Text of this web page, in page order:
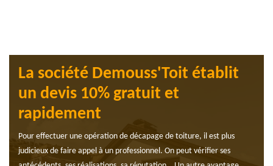
La société Demouss'Toit établit
un devis 10% gratuit et
rapidement
Pour effectuer une opération de décapage de toiture, il est plus
judicieux de faire appel à un professionnel. On peut vérifier ses